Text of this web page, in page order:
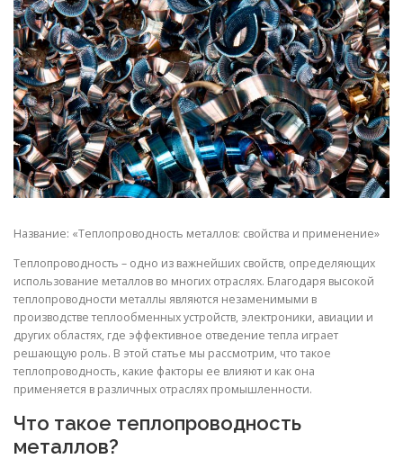
СВОЙСТВА МЕТАЛЛОВ СОРТА МЕТАЛЛОВ
СТАТЬИ
Название: «Теплопроводность металлов: свойства и применение»
Теплопроводность – одно из важнейших свойств, определяющих
использование металлов во многих отраслях. Благодаря высокой
теплопроводности металлы являются незаменимыми в
производстве теплообменных устройств, электроники, авиации и
других областях, где эффективное отведение тепла играет
решающую роль. В этой статье мы рассмотрим, что такое
теплопроводность, какие факторы ее влияют и как она
применяется в различных отраслях промышленности.
Что такое теплопроводность
металлов?